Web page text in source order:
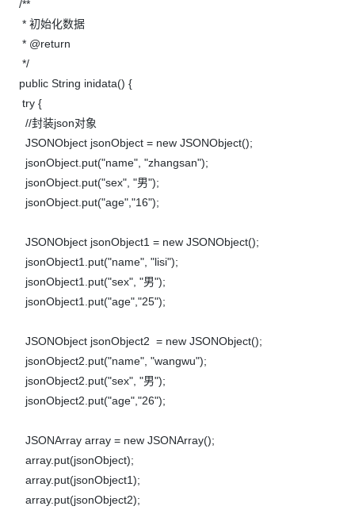
/**
* 初始化数据
* @return
*/
public String inidata() {
try {
//封装json对象
JSONObject jsonObject = new JSONObject();
jsonObject.put("name", "zhangsan");
jsonObject.put("sex", "男");
jsonObject.put("age","16");
JSONObject jsonObject1 = new JSONObject();
jsonObject1.put("name", "lisi");
jsonObject1.put("sex", "男");
jsonObject1.put("age","25");
JSONObject jsonObject2 = new JSONObject();
jsonObject2.put("name", "wangwu");
jsonObject2.put("sex", "男");
jsonObject2.put("age","26");
JSONArray array = new JSONArray();
array.put(jsonObject);
array.put(jsonObject1);
array.put(jsonObject2);